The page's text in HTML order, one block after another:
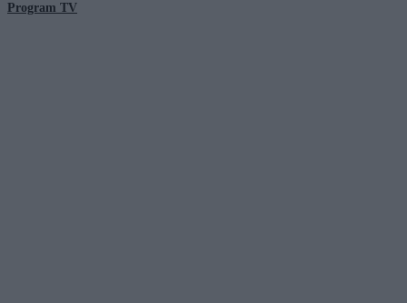
Program TV